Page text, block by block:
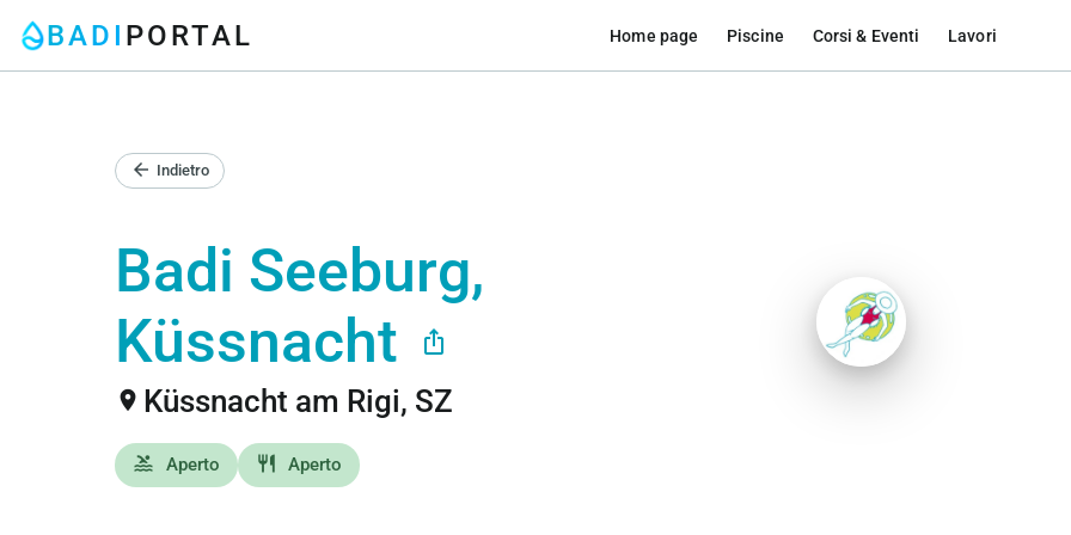
BADI PORTAL Home page Piscine Corsi & Eventi Lavori
arrow_back Indietro
Badi Seeburg,
Küssnacht
ios_share
location_on Küssnacht am Rigi, SZ
pool Aperto restaurant Aperto